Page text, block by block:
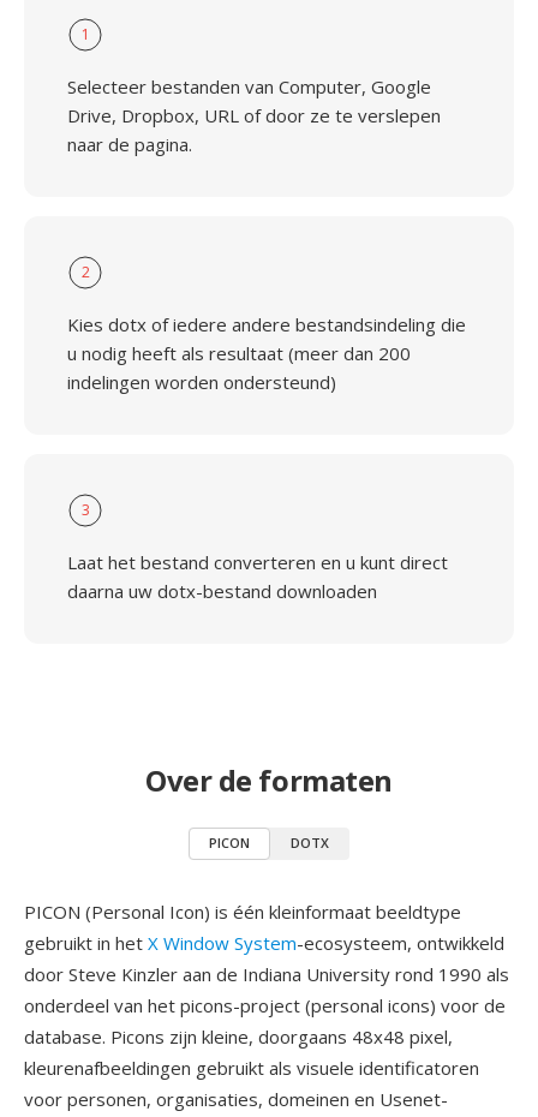
1
Selecteer bestanden van Computer, Google
Drive, Dropbox, URL of door ze te verslepen
naar de pagina.
2
Kies dotx of iedere andere bestandsindeling die
u nodig heeft als resultaat (meer dan 200
indelingen worden ondersteund)
3
Laat het bestand converteren en u kunt direct
daarna uw dotx-bestand downloaden
Over de formaten
PICON DOTX
PICON (Personal Icon) is één kleinformaat beeldtype
gebruikt in het X Window System-ecosysteem, ontwikkeld
door Steve Kinzler aan de Indiana University rond 1990 als
onderdeel van het picons-project (personal icons) voor de
database. Picons zijn kleine, doorgaans 48x48 pixel,
kleurenafbeeldingen gebruikt als visuele identificatoren
voor personen, organisaties, domeinen en Usenet-